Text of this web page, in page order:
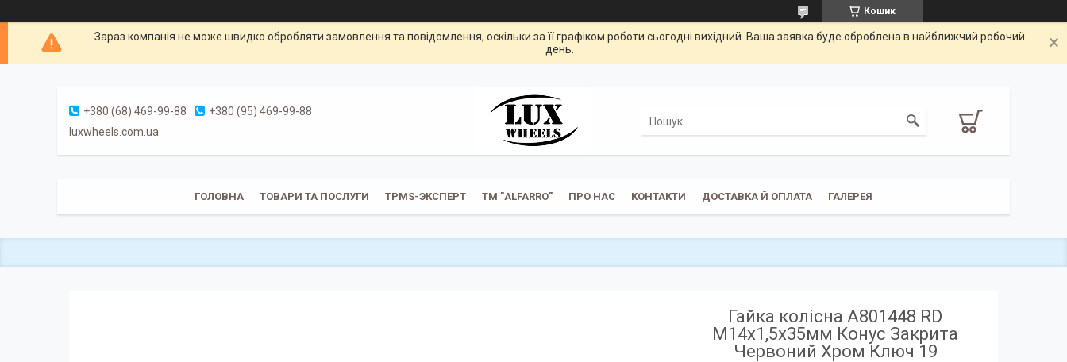
Кошик
Зараз компанія не може швидко обробляти замовлення та повідомлення, оскільки за її графіком роботи сьогодні вихідний. Ваша заявка буде оброблена в найближчий робочий
день.
+380 (68) 469-99-88
+380 (95) 469-99-88
luxwheels.com.ua
ГОЛОВНА ТОВАРИ ТА ПОСЛУГИ TPMS-ЭКСПЕРТ ТМ "ALFARRO" ПРО НАС КОНТАКТИ ДОСТАВКА Й ОПЛАТА ГАЛЕРЕЯ
Гайка колісна A801448 RD
M14х1,5х35мм Конус Закрита
Червоний Хром Ключ 19